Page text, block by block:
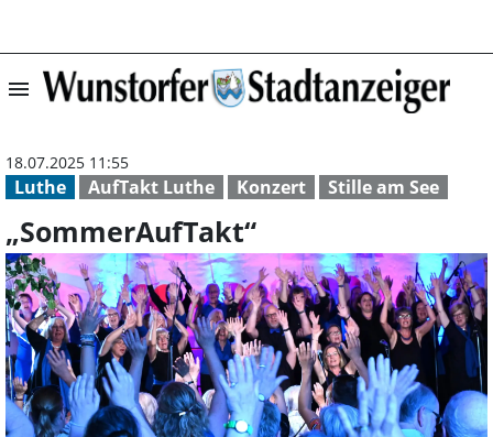
menu
Luthe AufTakt Luthe Konzert Stille am See
18.07.2025 11:55
„SommerAufTakt“